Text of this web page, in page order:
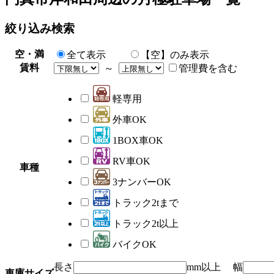
絞り込み検索
空・満 全て表示
【空】のみ表示
賃料
～ 管理費を含む
車種
軽専用
外車OK
1BOX車OK
RV車OK
3ナンバーOK
トラック2tまで
トラック2t以上
バイクOK
長さ mm以上 幅